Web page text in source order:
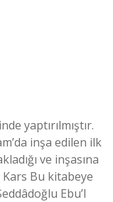
yaptırılmıştır.
ve inşasına
Kars Bu kitabeye
Ebu’l